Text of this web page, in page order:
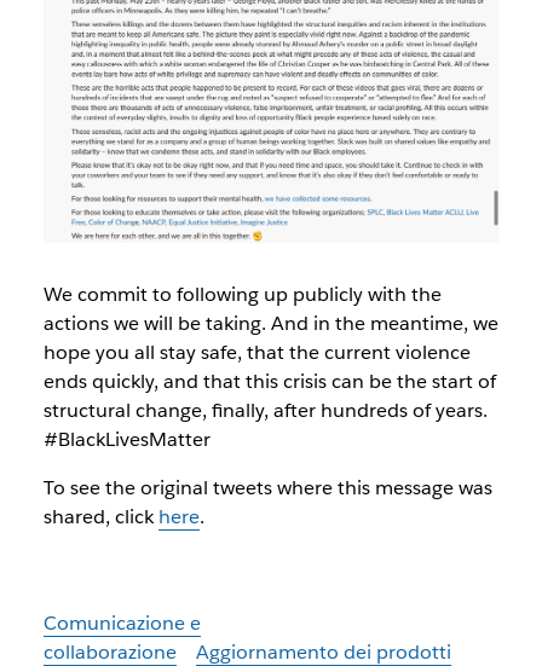
We commit to following up publicly with the
actions we will be taking. And in the meantime, we
hope you all stay safe, that the current violence
ends quickly, and that this crisis can be the start of
structural change, finally, after hundreds of years.
#BlackLivesMatter
To see the original tweets where this message was
shared, clickhere.
Comunicazione e
collaborazione
Aggiornamento dei prodotti